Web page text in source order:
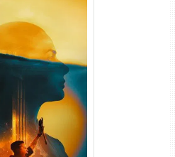
(2024)
Dual Áudio